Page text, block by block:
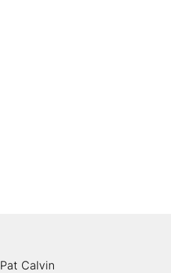
Pat Calvin